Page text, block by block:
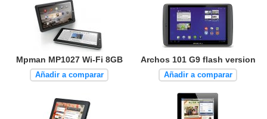
Mpman MP1027 Wi-Fi 8GB
Añadir a comparar
Archos 101 G9 flash version
Añadir a comparar